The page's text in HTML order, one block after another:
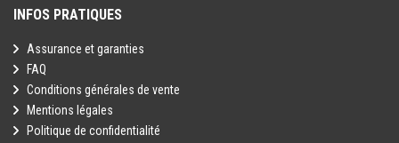
INFOS PRATIQUES
Assurance et garanties
FAQ
Conditions générales de vente
Mentions légales
Politique de confidentialité